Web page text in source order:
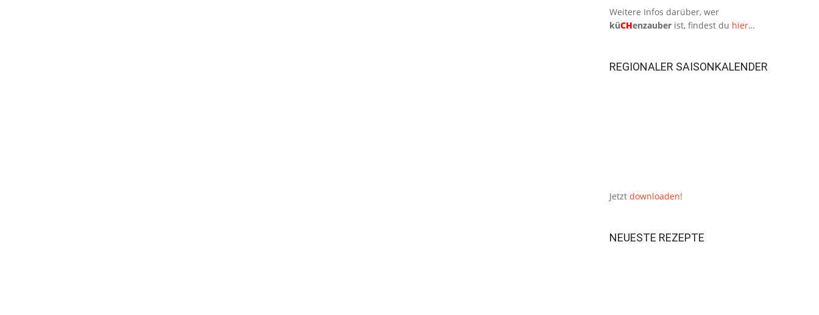
Weitere Infos darüber, wer
küCHenzauber ist, findest du hier…
REGIONALER SAISONKALENDER
Jetzt downloaden!
NEUESTE REZEPTE